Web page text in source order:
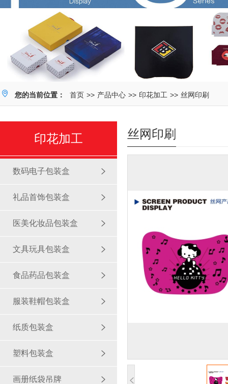
您的当前位置： 首页 >> 产品中心 >> 印花加工 >> 丝网印刷
印花加工
数码电子包装盒
礼品首饰包装盒
医美化妆品包装盒
文具玩具包装盒
食品药品包装盒
服装鞋帽包装盒
纸质包装盒
塑料包装盒
画册纸袋吊牌
丝网印刷